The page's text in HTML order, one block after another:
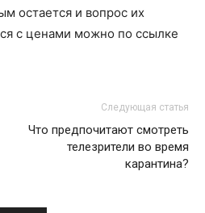
остается и вопрос их
с ценами можно по ссылке
Следующая статья
Что предпочитают смотреть
телезрители во время
карантина?